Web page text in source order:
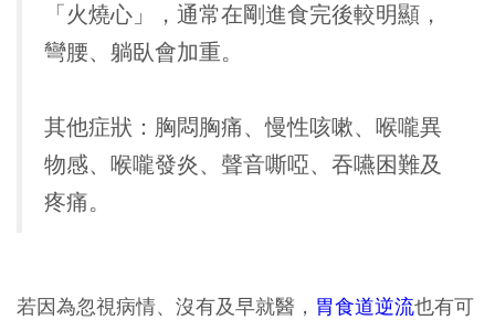
「火燒心」，通常在剛進食完後較明顯，
彎腰、躺臥會加重。
其他症狀： 胸悶胸痛、慢性咳嗽、喉嚨異
物感、喉嚨發炎、聲音嘶啞、吞嚥困難及
疼痛。
若因為忽視病情、沒有及早就醫， 胃食道逆流也有可